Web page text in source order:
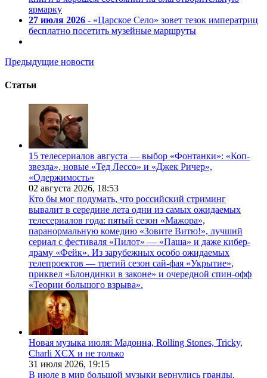
ярмарку
27 июля 2026 - «Царское Село» зовет тезок императриц
бесплатно посетить музейные маршруты
Предыдущие новости
Статьи
15 телесериалов августа — выбор «Фонтанки»: «Коп-
звезда», новые «Тед Лессо» и «Джек Ричер»,
«Одержимость»
02 августа 2026, 18:53
Кто бы мог подумать, что российский стриминг
вывалит в середине лета одни из самых ожидаемых
телесериалов года: пятый сезон «Мажора»,
паранормальную комедию «Зовите Витю!», лучший
сериал с фестиваля «Пилот» — «Паша» и даже кибер-
драму «Фейк». Из зарубежных особо ожидаемых
телепроектов — третий сезон сай-фая «Укрытие»,
приквел «Блондинки в законе» и очередной спин-офф
«Теории большого взрыва».
Новая музыка июля: Мадонна, Rolling Stones, Tricky,
Charli XCX и не только
31 июля 2026, 19:15
В июле в мир большой музыки вернулись гранды.